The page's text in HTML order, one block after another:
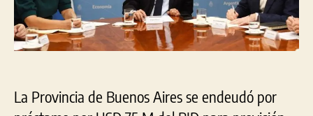
BID
para
provisión
La Provincia de Buenos Aires se endeudó por